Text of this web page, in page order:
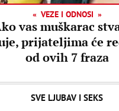
VEZE I ODNOSI
vas muškarac
prijateljima će
od ovih 7 fraza
SVE LJUBAV I SEKS